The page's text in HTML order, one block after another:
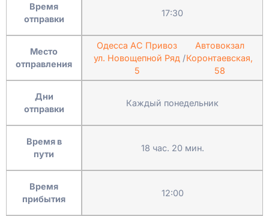
Время
отправки
Место
отправления
Дни
отправки
Время в
пути
Время
прибытия
17:30
Одесса АС Привоз
ул. Новощепной Ряд
5
/
Автовокзал
Коронтаевская,
58
Каждый понедельник
18 час. 20 мин.
12:00